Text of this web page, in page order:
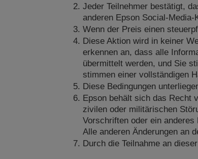
Jeder Teilnehmer bestätigt,
anderen Epson Social-
Wenn der Preis einen
Diese Aktion wird in keiner
erkennen an, dass alle
übermittelt werden, und Sie
stimmen einer vollständigen
Diese Bedingungen
Epson behält sich das Recht
zivilen oder militärischen
Vorschriften oder ein
Alle anderen Änderungen an
Durch die Teilnahme an